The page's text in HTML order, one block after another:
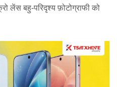
लेंस बहु‑परिदृश्य फ़ोटोग्राफी को